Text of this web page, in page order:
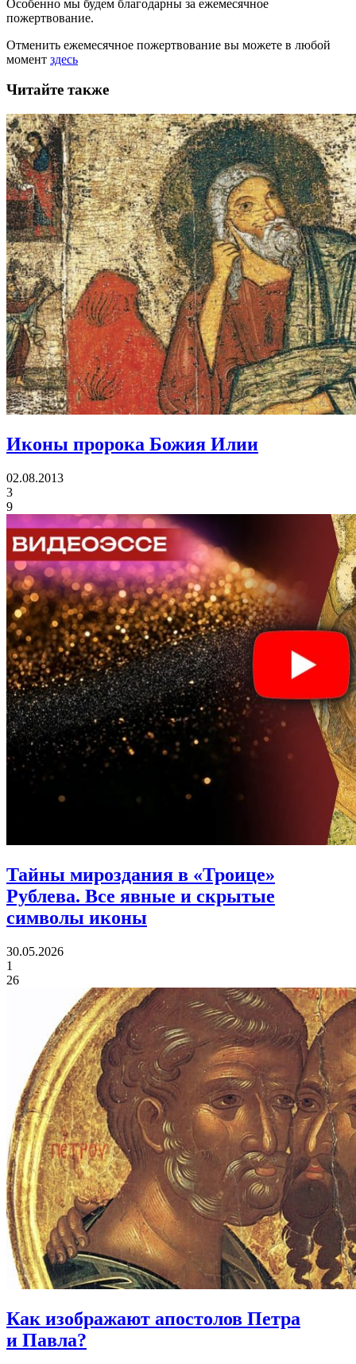
Особенно мы будем благодарны за ежемесячное
пожертвование.
Отменить ежемесячное пожертвование вы можете в любой
момент здесь
Читайте также
Иконы пророка Божия Илии
02.08.2013
3
9
Тайны мироздания в «Троице»
Рублева. Все явные и скрытые
символы иконы
30.05.2026
1
26
Как изображают апостолов Петра
и Павла?